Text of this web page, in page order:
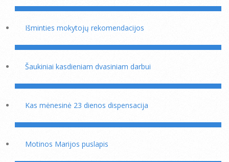
Išminties mokytojų rekomendacijos
Šaukiniai kasdieniam dvasiniam darbui
Kas mėnesinė 23 dienos dispensacija
Motinos Marijos puslapis